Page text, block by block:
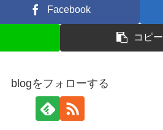
Facebook
コピー
blogをフォローする